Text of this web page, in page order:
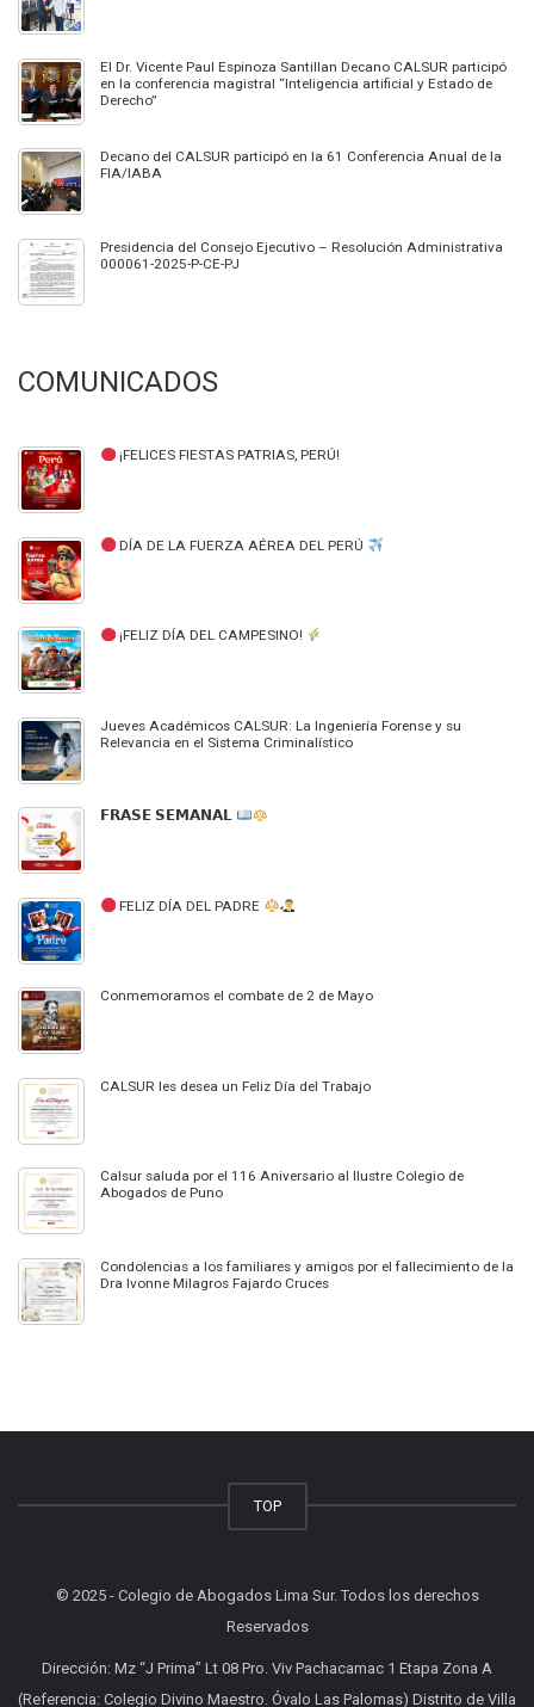
El Dr. Vicente Paul Espinoza Santillan Decano CALSUR participó
en la conferencia magistral “Inteligencia artificial y Estado de
Derecho”
Decano del CALSUR participó en la 61 Conferencia Anual de la
FIA/IABA
Presidencia del Consejo Ejecutivo – Resolución Administrativa
000061-2025-P-CE-PJ
COMUNICADOS
¡FELICES FIESTAS PATRIAS, PERÚ!
DÍA DE LA FUERZA AÉREA DEL PERÚ
¡FELIZ DÍA DEL CAMPESINO!
Jueves Académicos CALSUR: La Ingeniería Forense y su
Relevancia en el Sistema Criminalístico
𝗙𝗥𝗔𝗦𝗘 𝗦𝗘𝗠𝗔𝗡𝗔𝗟
FELIZ DÍA DEL PADRE
Conmemoramos el combate de 2 de Mayo
CALSUR les desea un Feliz Día del Trabajo
Calsur saluda por el 116 Aniversario al Ilustre Colegio de
Abogados de Puno
Condolencias a los familiares y amigos por el fallecimiento de la
Dra Ivonne Milagros Fajardo Cruces
TOP
© 2025 - Colegio de Abogados Lima Sur. Todos los derechos
Reservados
Dirección: Mz “J Prima” Lt 08 Pro. Viv Pachacamac 1 Etapa Zona A
(Referencia: Colegio Divino Maestro. Óvalo Las Palomas) Distrito de Villa